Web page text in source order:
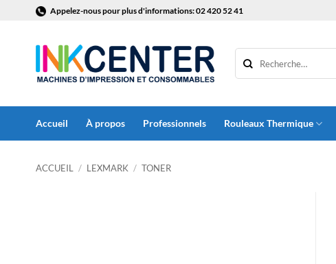
contenu
Appelez-nous pour plus d'informations: 02 420 52 41
Accueil À propos Professionnels Rouleaux Thermique
ACCUEIL / LEXMARK / TONER